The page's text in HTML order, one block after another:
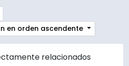
en orden ascendente
relacionados